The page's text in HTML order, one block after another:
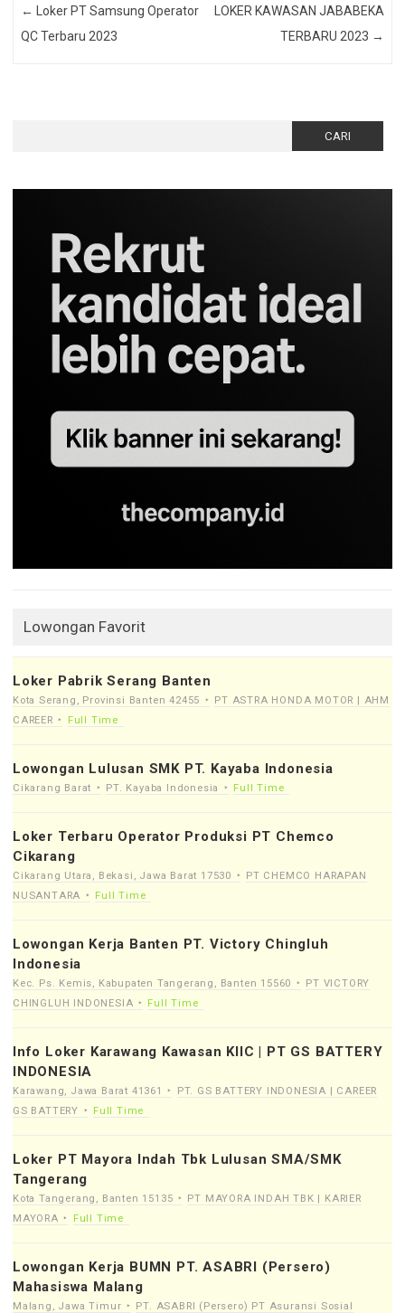
←
Loker PT Samsung Operator
QC Terbaru 2023
LOKER KAWASAN JABABEKA
TERBARU 2023 →
Lowongan Favorit
Loker Pabrik Serang Banten
Kota Serang, Provinsi Banten 42455
PT ASTRA HONDA MOTOR | AHM
CAREER
Full Time
Lowongan Lulusan SMK PT. Kayaba Indonesia
Cikarang Barat PT. Kayaba Indonesia Full Time
Loker Terbaru Operator Produksi PT Chemco
Cikarang
Cikarang Utara, Bekasi, Jawa Barat 17530
PT CHEMCO HARAPAN
NUSANTARA
Full Time
Lowongan Kerja Banten PT. Victory Chingluh
Indonesia
Kec. Ps. Kemis, Kabupaten Tangerang, Banten 15560
PT VICTORY
CHINGLUH INDONESIA
Full Time
Info Loker Karawang Kawasan KIIC | PT GS BATTERY
INDONESIA
Karawang, Jawa Barat 41361
PT. GS BATTERY INDONESIA | CAREER
GS BATTERY
Full Time
Loker PT Mayora Indah Tbk Lulusan SMA/SMK
Tangerang
Kota Tangerang, Banten 15135
PT MAYORA INDAH TBK | KARIER
MAYORA
Full Time
Lowongan Kerja BUMN PT. ASABRI (Persero)
Mahasiswa Malang
Malang, Jawa Timur
PT. ASABRI (Persero) PT Asuransi Sosial